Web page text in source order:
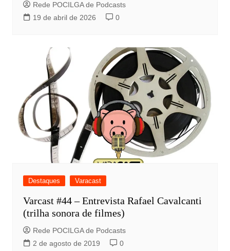
Rede POCILGA de Podcasts
19 de abril de 2026
0
Destaques Varacast
Varcast #44 – Entrevista Rafael Cavalcanti
(trilha sonora de filmes)
Rede POCILGA de Podcasts
2 de agosto de 2019
0